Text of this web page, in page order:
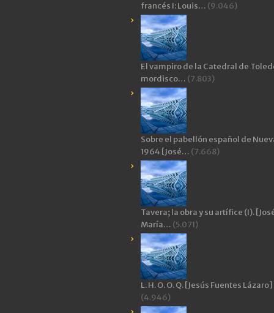
francés I: Louis… (9.046)
El vampiro de la Catedral de
mordisco… (7.803)
Sobre el pabellón español de
1964 [José… (7.668)
Tavera; la obra y su artífice (I).
María… (5.071)
L. H. O. O. Q. [Jesús Fuentes Lázaro]
(4.946)